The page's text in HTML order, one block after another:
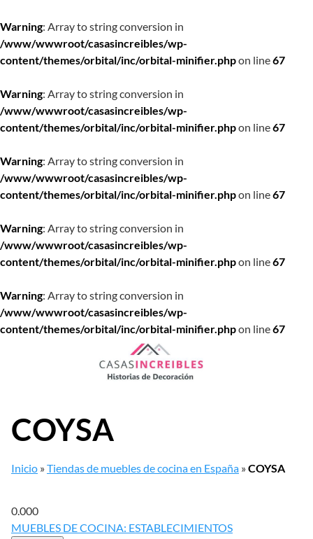
Warning: Array to string conversion in
/www/wwwroot/casasincreibles/wp-
content/themes/orbital/inc/orbital-minifier.phpon line67
Warning: Array to string conversion in
/www/wwwroot/casasincreibles/wp-
content/themes/orbital/inc/orbital-minifier.phpon line67
Warning: Array to string conversion in
/www/wwwroot/casasincreibles/wp-
content/themes/orbital/inc/orbital-minifier.phpon line67
Warning: Array to string conversion in
/www/wwwroot/casasincreibles/wp-
content/themes/orbital/inc/orbital-minifier.phpon line67
Warning: Array to string conversion in
/www/wwwroot/casasincreibles/wp-
content/themes/orbital/inc/orbital-minifier.phpon line67
COYSA
Inicio »Tiendas de muebles de cocina en España »COYSA
0.000
MUEBLES DE COCINA: ESTABLECIMIENTOS